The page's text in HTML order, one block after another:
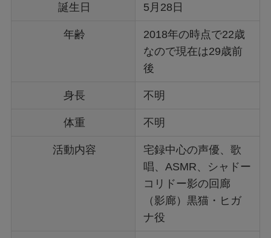
誕生日 5月28日
年齢
2018年の時点で22歳
なので現在は29歳前
後
身長 不明
体重 不明
活動内容
宅録中心の声優、歌
唱、ASMR、シャドー
コリドー影の回廊
（影廊）黒猫・ヒガ
ナ役